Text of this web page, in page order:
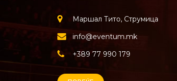
Маршал Тито, Струмица
info@eventum.mk
+389 77 990 179